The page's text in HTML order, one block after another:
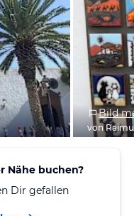
Bild
von
Nähe buchen?
Dir gefallen